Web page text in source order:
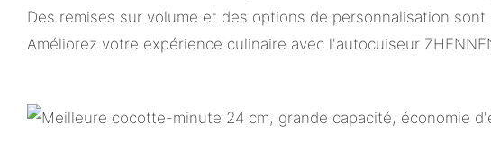
Des remises sur volume et des options de personnalisation
Améliorez votre expérience culinaire avec l'autocuiseur